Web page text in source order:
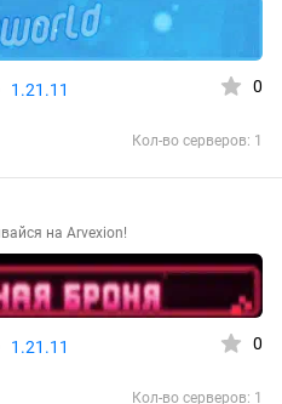
1.21.11 0
Кол-во серверов: 1
на Arvexion!
1.21.11 0
Кол-во серверов: 1